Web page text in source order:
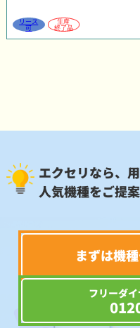
リース
可
生産
終了品
エクセリなら、
人気機種をご提
まずは機
フリーダ